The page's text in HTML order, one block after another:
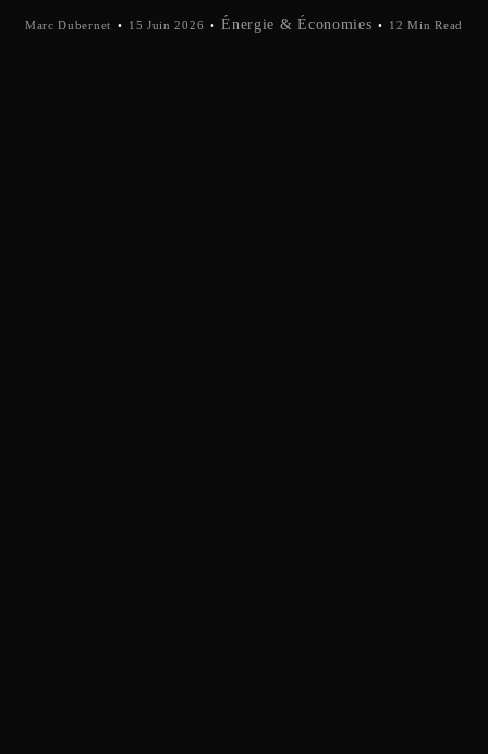
Marc Dubernet 15 Juin 2026 Énergie & Économies 12 Min Read